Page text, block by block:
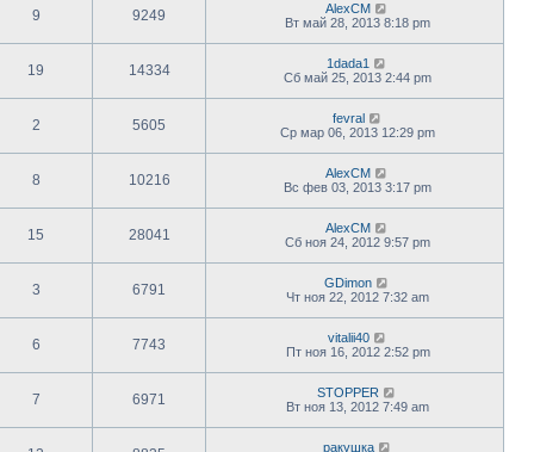
9 9249
AlexCM
Вт май 28, 2013 8:18 pm
19 14334
1dada1
Сб май 25, 2013 2:44 pm
2 5605
fevral
Ср мар 06, 2013 12:29 pm
8 10216
AlexCM
Вс фев 03, 2013 3:17 pm
15 28041
AlexCM
Сб ноя 24, 2012 9:57 pm
3 6791
GDimon
Чт ноя 22, 2012 7:32 am
6 7743
vitalii40
Пт ноя 16, 2012 2:52 pm
7 6971
STOPPER
Вт ноя 13, 2012 7:49 am
ракушка